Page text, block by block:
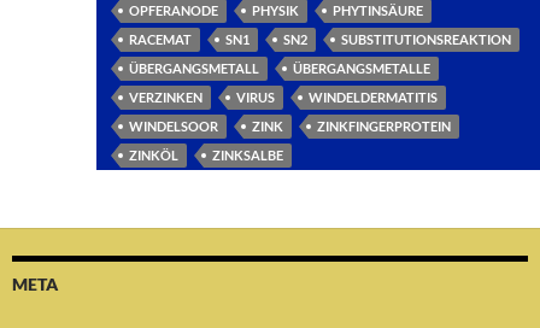
OPFERANODE
PHYSIK
PHYTINSÄURE
RACEMAT
SN1 SN2
SUBSTITUTIONSREAKTION
ÜBERGANGSMETALL
ÜBERGANGSMETALLE
VERZINKEN
VIRUS
WINDELDERMATITIS
WINDELSOOR
ZINK
ZINKFINGERPROTEIN
ZINKÖL
ZINKSALBE
META